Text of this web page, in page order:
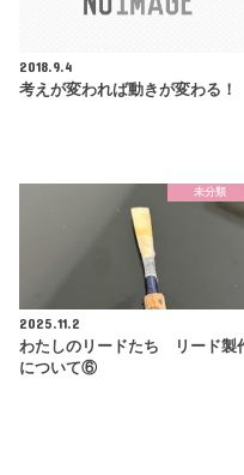
2018.9.4
考えが変われば動きが変わる！
未分類
2025.11.2
わたしのリードたち リード製
について⑥